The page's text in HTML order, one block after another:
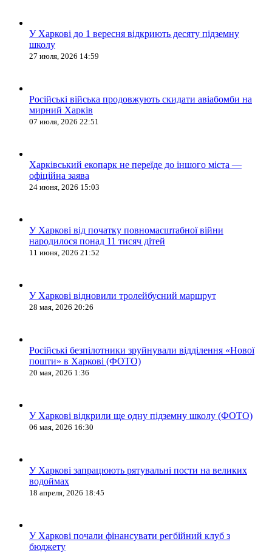
У Харкові до 1 вересня відкриють десяту підземну
школу
27 июля, 2026 14:59
Російські війська продовжують скидати авіабомби на
мирний Харків
07 июля, 2026 22:51
Харківський екопарк не переїде до іншого міста —
офіційна заява
24 июня, 2026 15:03
У Харкові від початку повномасштабної війни
народилося понад 11 тисяч дітей
11 июня, 2026 21:52
У Харкові відновили тролейбусний маршрут
28 мая, 2026 20:26
Російські безпілотники зруйнували відділення «Нової
пошти» в Харкові (ФОТО)
20 мая, 2026 1:36
У Харкові відкрили ще одну підземну школу (ФОТО)
06 мая, 2026 16:30
У Харкові запрацюють рятувальні пости на великих
водоймах
18 апреля, 2026 18:45
У Харкові почали фінансувати регбійний клуб з
бюджету